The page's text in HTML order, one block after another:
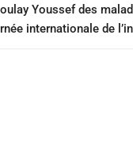
Youssef des
internationale de